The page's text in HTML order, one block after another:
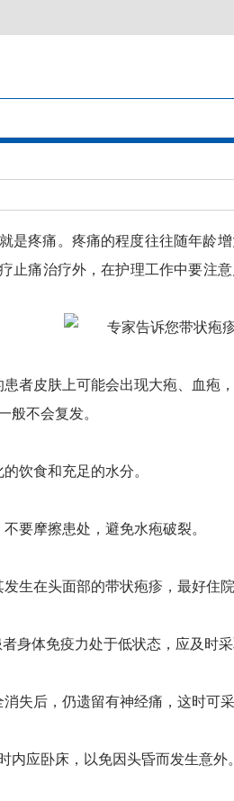
是疼痛。疼痛的程度往往随年龄
止痛治疗外，在护理工作中要注
者皮肤上可能会出现大疱、血疱
般不会复发。
饮食和充足的水分。
要摩擦患处，避免水疱破裂。
生在头面部的带状疱疹，最好住
身体免疫力处于低状态，应及时采
失后，仍遗留有神经痛，这时可
内应卧床，以免因头昏而发生意外。